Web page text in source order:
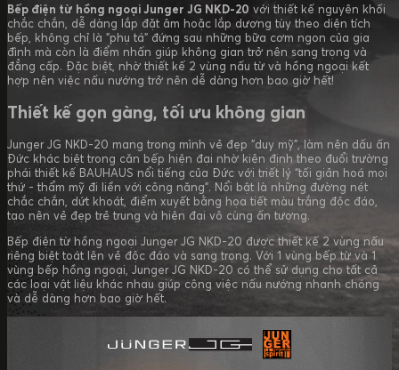
Bếp điện từ hồng ngoại Junger JG NKD-20 với thiết kế nguyên khối
chắc chắn, dễ dàng lắp đặt âm hoặc lắp dương tùy theo diện tích
bếp, không chỉ là "phụ tá" đứng sau những bữa cơm ngon của gia
đình mà còn là điểm nhấn giúp không gian trở nên sang trọng và
đẳng cấp. Đặc biệt, nhờ thiết kế 2 vùng nấu từ và hồng ngoại kết
hợp nên việc nấu nướng trở nên dễ dàng hơn bao giờ hết!
Thiết kế gọn gàng, tối ưu không gian
Junger JG NKD-20 mang trong mình vẻ đẹp "duy mỹ", làm nên dấu ấn
Đức khác biệt trong căn bếp hiện đại nhờ kiên định theo đuổi trường
phái thiết kế BAUHAUS nổi tiếng của Đức với triết lý “tối giản hoá mọi
thứ - thẩm mỹ đi liền với công năng”. Nổi bật là những đường nét
chắc chắn, dứt khoát, điểm xuyết bằng họa tiết màu trắng độc đáo,
tạo nên vẻ đẹp trẻ trung và hiện đại vô cùng ấn tượng.
Bếp điện từ hồng ngoại Junger JG NKD-20 được thiết kế 2 vùng nấu
riêng biệt toát lên vẻ độc đáo và sang trọng. Với 1 vùng bếp từ và 1
vùng bếp hồng ngoại, Junger JG NKD-20 có thể sử dụng cho tất cả
các loại vật liệu khác nhau giúp công việc nấu nướng nhanh chóng
và dễ dàng hơn bao giờ hết.